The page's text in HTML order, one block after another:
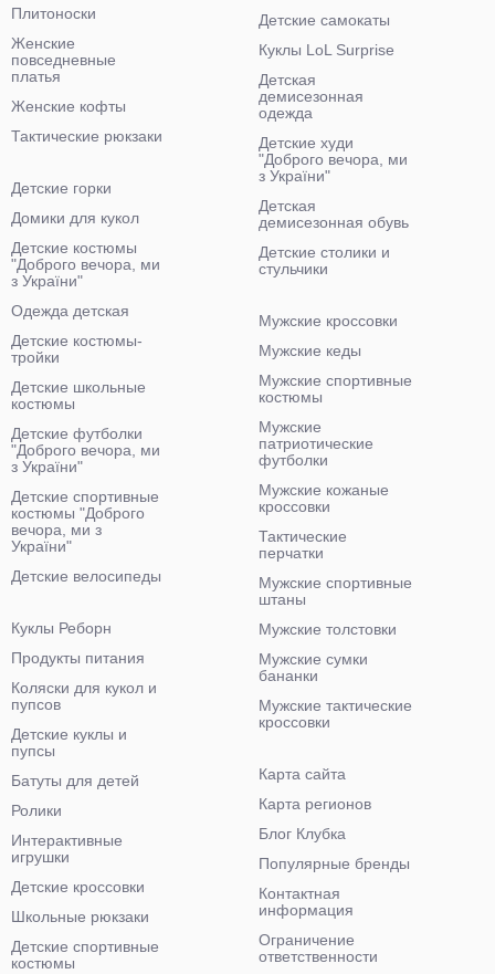
Плитоноски
Женские
повседневные
платья
Женские кофты
Тактические рюкзаки
Детские самокаты
Куклы LoL Surprise
Детская
демисезонная
одежда
Детские худи
"Доброго вечора, ми
з України"
Детская
демисезонная обувь
Детские столики и
стульчики
Детские горки
Домики для кукол
Детские костюмы
"Доброго вечора, ми
з України"
Одежда детская
Детские костюмы-
тройки
Детские школьные
костюмы
Детские футболки
"Доброго вечора, ми
з України"
Детские спортивные
костюмы "Доброго
вечора, ми з
України"
Детские велосипеды
Мужские кроссовки
Мужские кеды
Мужские спортивные
костюмы
Мужские
патриотические
футболки
Мужские кожаные
кроссовки
Тактические
перчатки
Мужские спортивные
штаны
Мужские толстовки
Мужские сумки
бананки
Мужские тактические
кроссовки
Куклы Реборн
Продукты питания
Коляски для кукол и
пупсов
Детские куклы и
пупсы
Батуты для детей
Ролики
Интерактивные
игрушки
Детские кроссовки
Школьные рюкзаки
Детские спортивные
костюмы
Карта сайта
Карта регионов
Блог Клубка
Популярные бренды
Контактная
информация
Ограничение
ответственности